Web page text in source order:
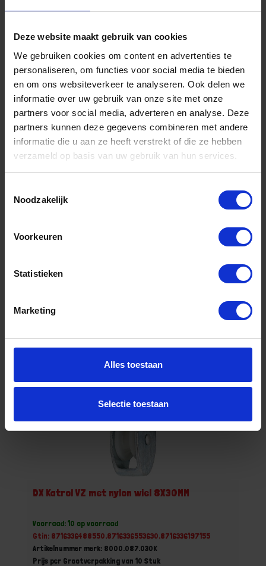
Deze website maakt gebruik van cookies
We gebruiken cookies om content en advertenties te
personaliseren, om functies voor social media te bieden
en om ons websiteverkeer te analyseren. Ook delen we
informatie over uw gebruik van onze site met onze
partners voor social media, adverteren en analyse. Deze
partners kunnen deze gegevens combineren met andere
informatie die u aan ze heeft verstrekt of die ze hebben
verzameld op basis van uw gebruik van hun services.
Noodzakelijk
Voorkeuren
Statistieken
Marketing
Alles toestaan
Selectie toestaan
DX Katrol VZ met nylon wiel 7X25MM
8716336470258,8716336553623,8716336149956,BMPA95107E
€ 17,67 incl. BTW
- +
DX Katrol VZ met nylon wiel 8X30MM
Voorraad: 10 op voorraad
Gtin: 8716336488550,8716336553630,8716336197155
Artikelnummer merk: 8000.087.030K
Prijs per Grootverpakking van 10 Stuk